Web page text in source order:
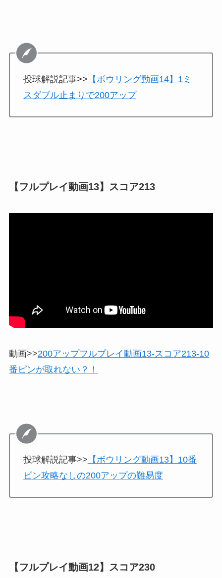
投球解説記事>> 【ボウリング動画14】1ミ
スダブル止まりで200アップ
【フルプレイ動画13】スコア213
動画>>200アップフルプレイ動画13-スコア213-10
番ピンが取れない？！
投球解説記事>> 【ボウリング動画13】10番
ピン攻略なしの200アップの難易度
【フルプレイ動画12】スコア230